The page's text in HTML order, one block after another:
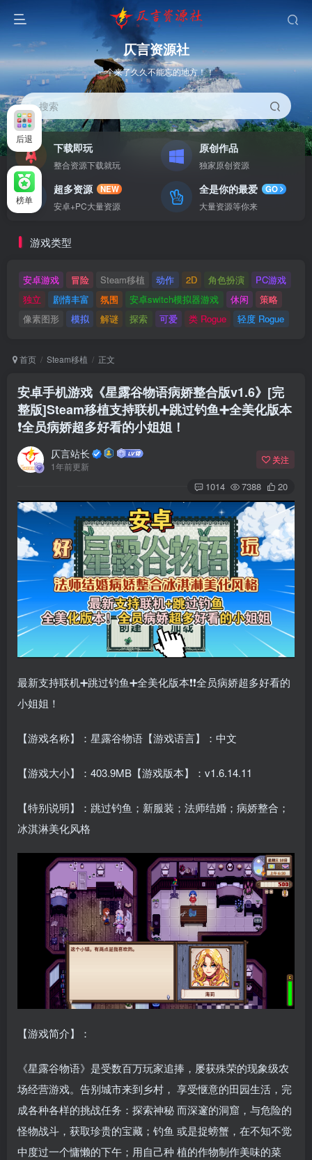
仄言资源社
一个来了久久不能忘的地方！！
搜索
下载即玩
整合资源下载就玩
原创作品
独家原创资源
超多资源
NEW
安卓+PC大量资源
全是你的最爱
GO
大量资源等你来
游戏类型
安卓游戏 冒险 Steam移植 动作 2D 角色扮演
PC游戏
独立
剧情丰富 氛围 安卓switch模拟器游戏 休闲
策略
像素图形
模拟 解谜 探索 可爱 类 Rogue 轻度 Rogue
首页 Steam移植 正文
安卓手机游戏《星露谷物语病娇整合版v1.6》[完
整版]Steam移植支持联机➕跳过钓鱼➕全美化版本
❗全员病娇超多好看的小姐姐！
仄言站长
1年前更新
关注
1014 7388 20
最新支持联机➕跳过钓鱼➕全美化版本❗❗全员病娇超多好看的
小姐姐！
【游戏名称】：星露谷物语【游戏语言】：中文
【游戏大小】：403.9MB【游戏版本】：v1.6.14.11
【特别说明】：跳过钓鱼；新服装；法师结婚；病娇整合；
冰淇淋美化风格
【游戏简介】：
《星露谷物语》是受数百万玩家追捧，屡获殊荣的现象级农
场经营游戏。告别城市来到乡村， 享受惬意的田园生活，完
成各种各样的挑战任务：探索神秘 而深邃的洞窟，与危险的
怪物战斗，获取珍贵的宝藏；钓鱼 或是捉螃蟹，在不知不觉
中度过一个慵懒的下午；用自己种 植的作物制作美味的菜
后退
榜单